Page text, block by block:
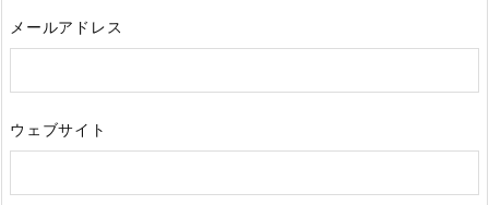
メールアドレス
ウェブサイト